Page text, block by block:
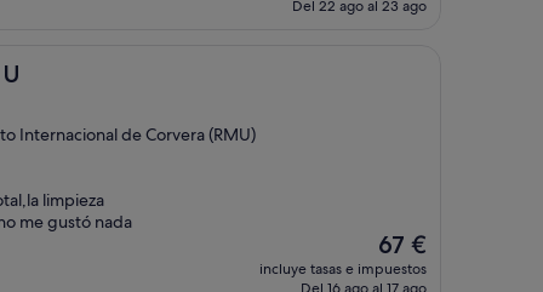
Del 22 ago al 23 ago
Internacional de Corvera (RMU)
limpieza
me gustó nada
El
precio
actual
67 €
incluye tasas e impuestos